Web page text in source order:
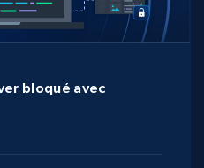
bloqué avec